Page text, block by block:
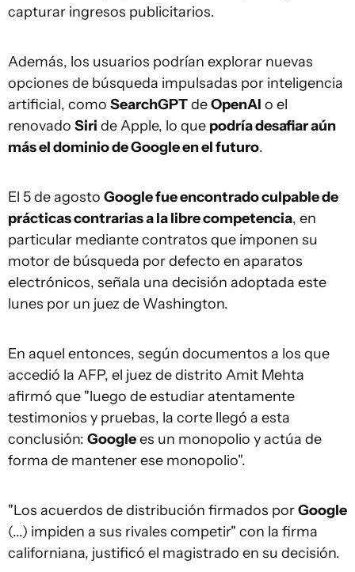
capturar ingresos publicitarios.
Además, los usuarios podrían explorar nuevas
opciones de búsqueda impulsadas por inteligencia
artificial, como SearchGPTdeOpenAI o el
renovado Siri de Apple, lo que podría desafiar aún
más el dominio de Google en el futuro.
El 5 de agosto Google fue encontrado culpable de
prácticas contrarias a la libre competencia, en
particular mediante contratos que imponen su
motor de búsqueda por defecto en aparatos
electrónicos, señala una decisión adoptada este
lunes por un juez de Washington.
En aquel entonces, según documentos a los que
accedió la AFP, el juez de distrito Amit Mehta
afirmó que "luego de estudiar atentamente
testimonios y pruebas, la corte llegó a esta
conclusión: Googlees un monopolio y actúa de
forma de mantener ese monopolio".
"Los acuerdos de distribución firmados porGoogle
(...) impiden a sus rivales competir" con la firma
californiana, justificó el magistrado en su decisión.